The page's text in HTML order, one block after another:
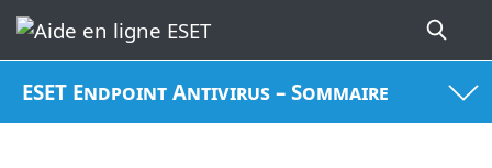
ESET Endpoint Antivirus – Sommaire